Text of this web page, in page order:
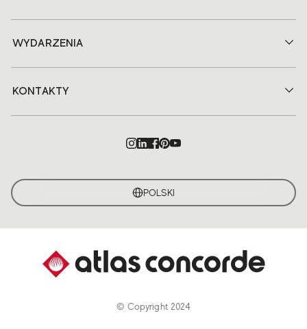
WYDARZENIA
KONTAKTY
POLSKI
© Copyright 2024